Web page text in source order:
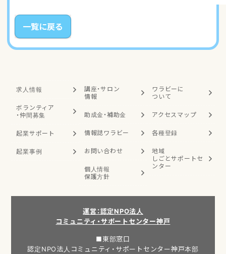
一覧に戻る
求人情報
ボランティア
・仲間募集
起業サポート
起業事例
講座・サロン
情報
助成金・補助金
情報誌ワラビー
お問い合わせ
個人情報
保護方針
ワラビーに
ついて
アクセスマップ
各種登録
地域
しごとサポートセ
ンター
運営：認定NPO法人
コミュニティ・サポートセンター神戸
■東部窓口
認定NPO法人コミュニティ・サポートセンター神戸本部